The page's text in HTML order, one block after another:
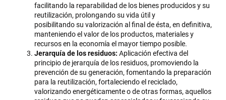
facilitando la reparabilidad de los bienes producidos y su
reutilización, prolongando su vida útil y
posibilitando su valorización al final de ésta, en definitiva,
manteniendo el valor de los productos, materiales y
recursos en la economía el mayor tiempo posible.
Jerarquía de los residuos: Aplicación efectiva del
principio de jerarquía de los residuos, promoviendo la
prevención de su generación, fomentando la preparación
para la reutilización, fortaleciendo el reciclado,
valorizando energéticamente o de otras formas, aquellos